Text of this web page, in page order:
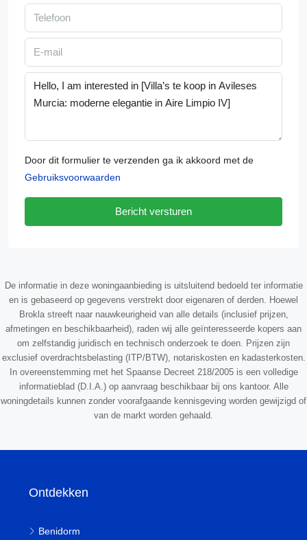
Door dit formulier te verzenden ga ik akkoord met de
Gebruiksvoorwaarden
Bericht versturen
De informatie in deze woningaanbieding is uitsluitend bedoeld ter informatie
en is gebaseerd op gegevens verstrekt door eigenaren of derden. Hoewel
Brokla streeft naar nauwkeurigheid van alle details (inclusief prijzen,
afmetingen en beschikbaarheid), raden wij alle geïnteresseerde kopers aan
om zelfstandig juridisch en technisch onderzoek te doen. Prijzen zijn
exclusief overdrachtsbelasting (ITP/BTW), notariskosten en kadasterkosten.
In overeenstemming met het Spaanse Decreet 218/2005 is een volledige
informatieblad (D.I.A.) op aanvraag beschikbaar bij ons kantoor. Alle
woningdetails kunnen zonder voorafgaande kennisgeving worden gewijzigd of
van de markt worden gehaald.
Ontdekken
Benidorm